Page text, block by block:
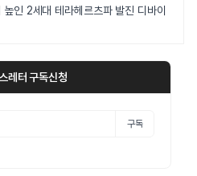
인 2세대 테라헤르츠파 발진 디바이
레터 구독신청
구독